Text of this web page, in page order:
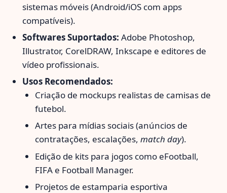
sistemas móveis (Android/iOS com apps
compatíveis).
Softwares Suportados: Adobe Photoshop,
Illustrator, CorelDRAW, Inkscape e editores de
vídeo profissionais.
Usos Recomendados:
Criação de mockups realistas de camisas de
futebol.
Artes para mídias sociais (anúncios de
contratações, escalações, match day).
Edição de kits para jogos como eFootball,
FIFA e Football Manager.
Projetos de estamparia esportiva